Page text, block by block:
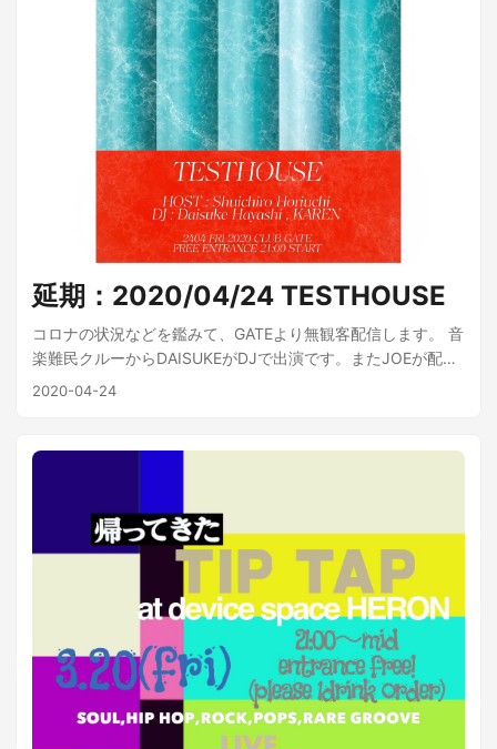
延期：2020/04/24 TESTHOUSE
コロナの状況などを鑑みて、GATEより無観客配信します。 音
楽難民クルーからDAISUKEがDJで出演です。またJOEが配信
周りのテクニカルサポートを行います。 2020/04/24 21:00〜
https://www.twitch.tv/testhouse0424 [testhouse0424のラ
tt_content=text_link&tt_medium=live_embed)
2020-04-24